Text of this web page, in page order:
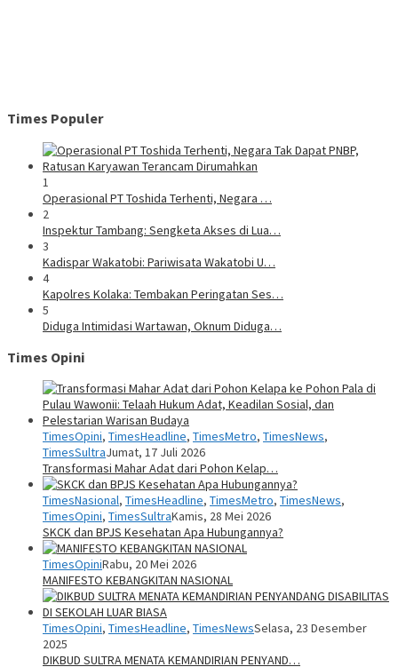
Times Populer
1
Operasional PT Toshida Terhenti, Negara …
2
Inspektur Tambang: Sengketa Akses di Lua…
3
Kadispar Wakatobi: Pariwisata Wakatobi U…
4
Kapolres Kolaka: Tembakan Peringatan Ses…
5
Diduga Intimidasi Wartawan, Oknum Diduga…
Times Opini
TimesOpini, TimesHeadline, TimesMetro, TimesNews,
TimesSultraJumat, 17 Juli 2026
Transformasi Mahar Adat dari Pohon Kelap…
TimesNasional, TimesHeadline, TimesMetro, TimesNews,
TimesOpini, TimesSultraKamis, 28 Mei 2026
SKCK dan BPJS Kesehatan Apa Hubungannya?
TimesOpiniRabu, 20 Mei 2026
MANIFESTO KEBANGKITAN NASIONAL
TimesOpini, TimesHeadline, TimesNewsSelasa, 23 Desember
2025
DIKBUD SULTRA MENATA KEMANDIRIAN PENYAND…